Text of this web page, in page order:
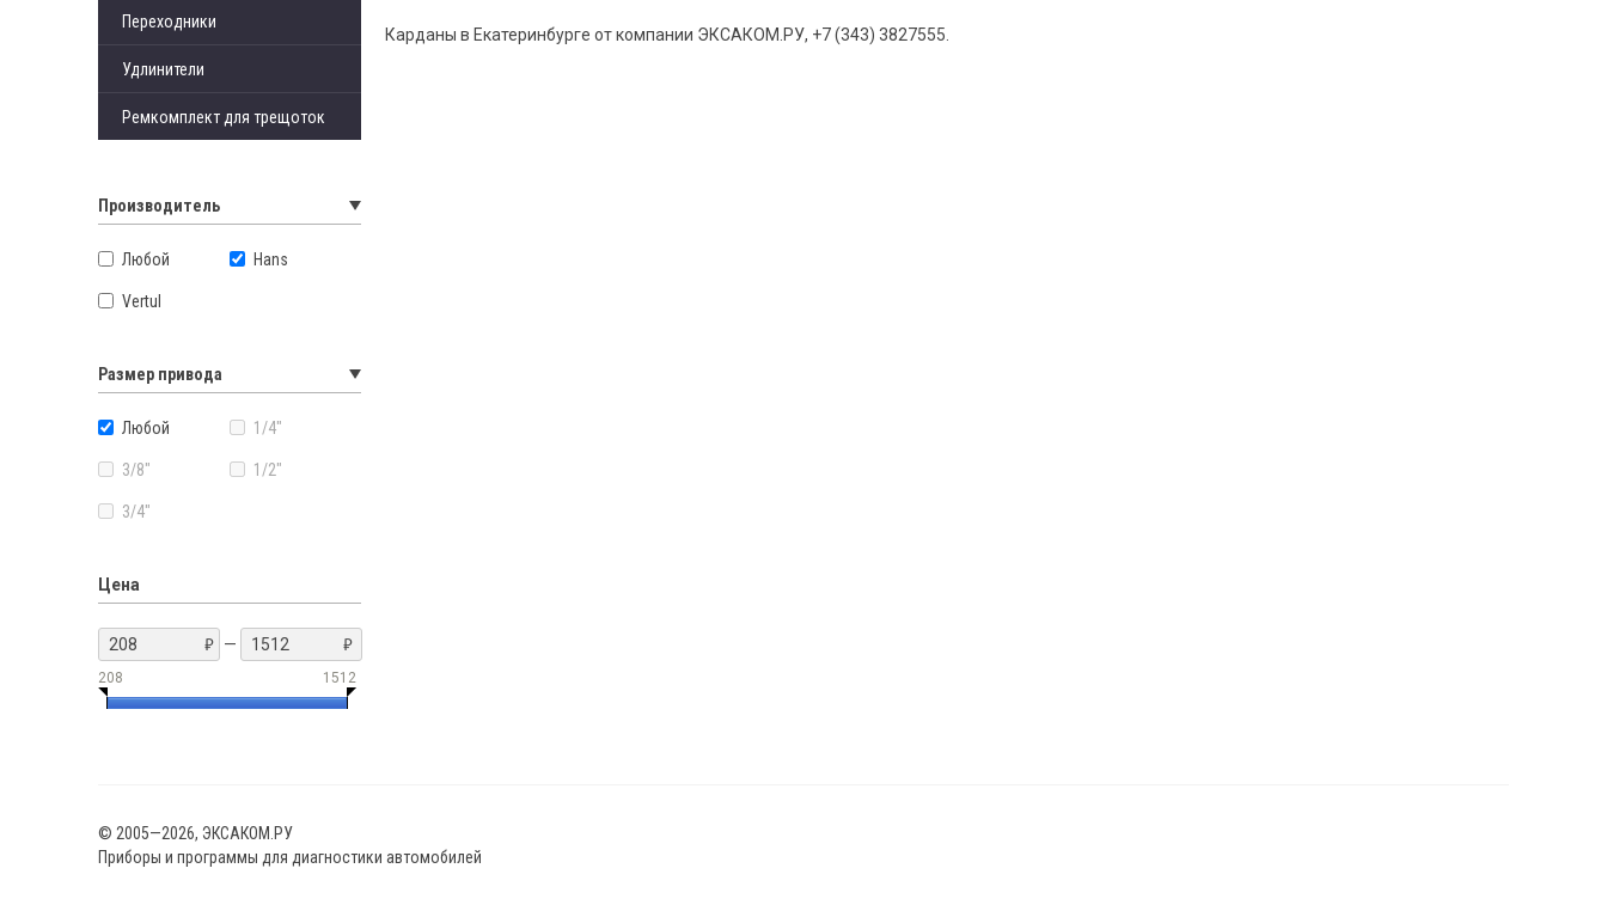
Переходники
Удлинители
Ремкомплект для трещоток
Производитель
Любой Hans
Vertul
Размер привода
Любой 1/4"
3/8" 1/2"
3/4"
Цена
—
208 1512
Карданы в Екатеринбурге от компании ЭКСАКОМ.РУ, +7 (343) 3827555.
© 2005—2026, ЭКСАКОМ.РУ
Приборы и программы для диагностики автомобилей